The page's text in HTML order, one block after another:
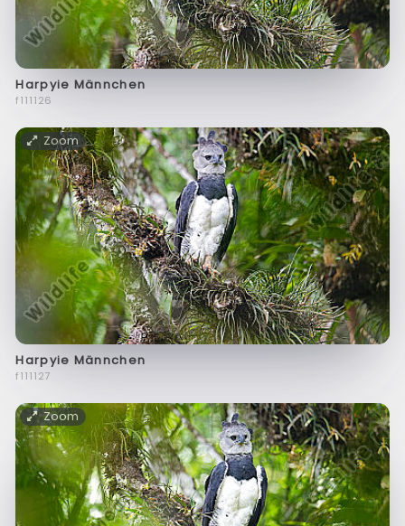
Harpyie Männchen
f111126
Zoom
Harpyie Männchen
f111127
Zoom